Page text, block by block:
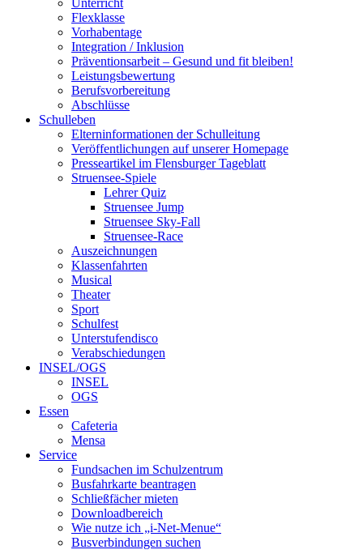
Unterricht
Flexklasse
Vorhabentage
Integration / Inklusion
Präventionsarbeit – Gesund und fit bleiben!
Leistungsbewertung
Berufsvorbereitung
Abschlüsse
Schulleben
Elterninformationen der Schulleitung
Veröffentlichungen auf unserer Homepage
Presseartikel im Flensburger Tageblatt
Struensee-Spiele
Lehrer Quiz
Struensee Jump
Struensee Sky-Fall
Struensee-Race
Auszeichnungen
Klassenfahrten
Musical
Theater
Sport
Schulfest
Unterstufendisco
Verabschiedungen
INSEL/OGS
INSEL
OGS
Essen
Cafeteria
Mensa
Service
Fundsachen im Schulzentrum
Busfahrkarte beantragen
Schließfächer mieten
Downloadbereich
Wie nutze ich „i-Net-Menue“
Busverbindungen suchen